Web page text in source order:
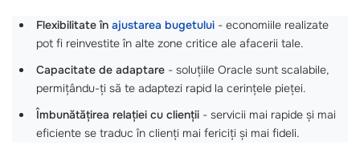
Flexibilitate în ajustarea bugetului - economiile realizate
pot fi reinvestite în alte zone critice ale afacerii tale.
Capacitate de adaptare - soluțiile Oracle sunt scalabile,
permițându-ți să te adaptezi rapid la cerințele pieței.
Îmbunătățirea relației cu clienții - servicii mai rapide și mai
eficiente se traduc în clienți mai fericiți și mai fideli.